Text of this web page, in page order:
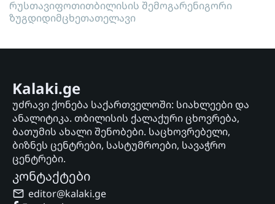
რუსთავიფოთითბილისის შემოგარენიგორი
ზუგდიდიმცხეთათელავი
Kalaki.ge
უძრავი ქონება საქართველოში: სიახლეები და
ანალიტიკა. თბილისის ქალაქური ცხოვრება,
ბათუმის ახალი შენობები. საცხოვრებელი,
ბიზნეს ცენტრები, სასტუმროები, სავაჭრო
ცენტრები.
კონტაქტები
editor@kalaki.ge